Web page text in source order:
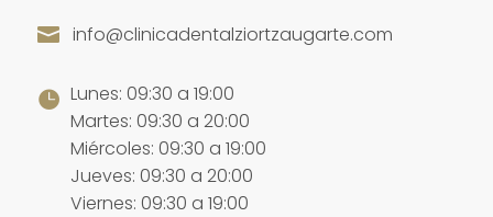
 info@clinicadentalziortzaugarte.com
 Lunes: 09:30 a 19:00
Martes: 09:30 a 20:00
Miércoles: 09:30 a 19:00
Jueves: 09:30 a 20:00
Viernes: 09:30 a 19:00